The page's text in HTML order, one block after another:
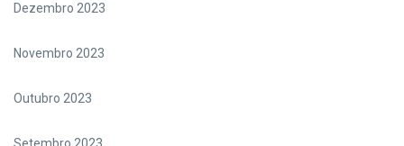
Dezembro 2023
Novembro 2023
Outubro 2023